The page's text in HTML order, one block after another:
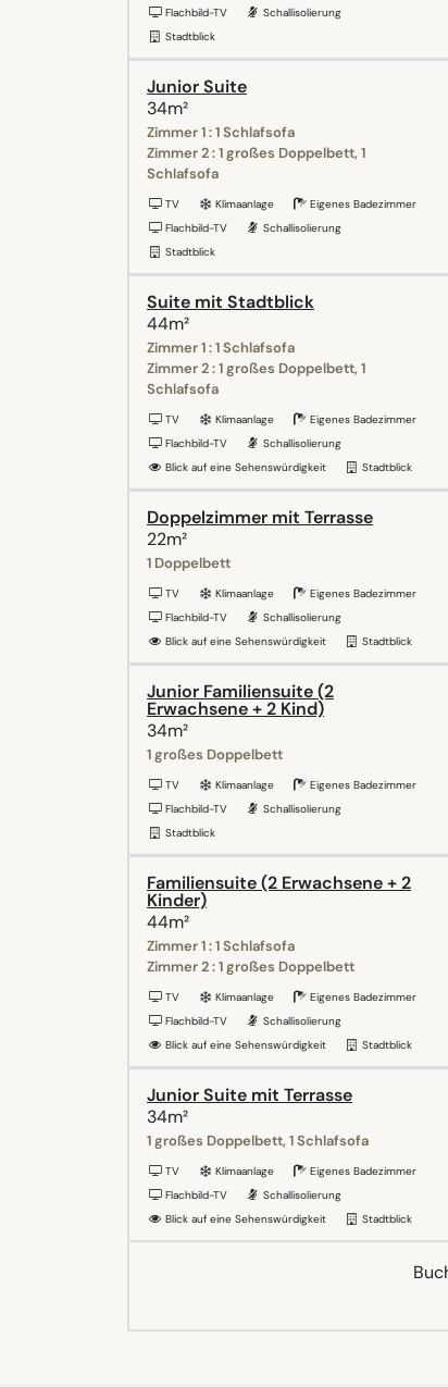
Flachbild-TV
Schallisolierung
Stadtblick
Junior Suite
34m²
Zimmer 1 : 1 Schlafsofa
Zimmer 2 : 1 großes Doppelbett, 1
Schlafsofa
TV Klimaanlage
Eigenes Badezimmer
Flachbild-TV
Schallisolierung
Stadtblick
Suite mit Stadtblick
44m²
Zimmer 1 : 1 Schlafsofa
Zimmer 2 : 1 großes Doppelbett, 1
Schlafsofa
TV Klimaanlage
Eigenes Badezimmer
Flachbild-TV
Schallisolierung
Blick auf eine Sehenswürdigkeit
Stadtblick
Doppelzimmer mit Terrasse
22m²
1 Doppelbett
TV Klimaanlage
Eigenes Badezimmer
Flachbild-TV
Schallisolierung
Blick auf eine Sehenswürdigkeit
Stadtblick
Junior Familiensuite (2
Erwachsene + 2 Kind)
34m²
1 großes Doppelbett
TV Klimaanlage
Eigenes Badezimmer
Flachbild-TV
Schallisolierung
Stadtblick
Familiensuite (2 Erwachsene + 2
Kinder)
44m²
Zimmer 1 : 1 Schlafsofa
Zimmer 2 : 1 großes Doppelbett
TV Klimaanlage
Eigenes Badezimmer
Flachbild-TV
Schallisolierung
Blick auf eine Sehenswürdigkeit
Stadtblick
Junior Suite mit Terrasse
34m²
1 großes Doppelbett, 1 Schlafsofa
TV Klimaanlage
Eigenes Badezimmer
Flachbild-TV
Schallisolierung
Blick auf eine Sehenswürdigkeit
Stadtblick